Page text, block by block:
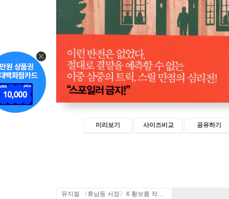
미리보기 사이즈비교 공유하기
뮤지컬 〈휴남동 서점〉X 황보름 작가 북토크